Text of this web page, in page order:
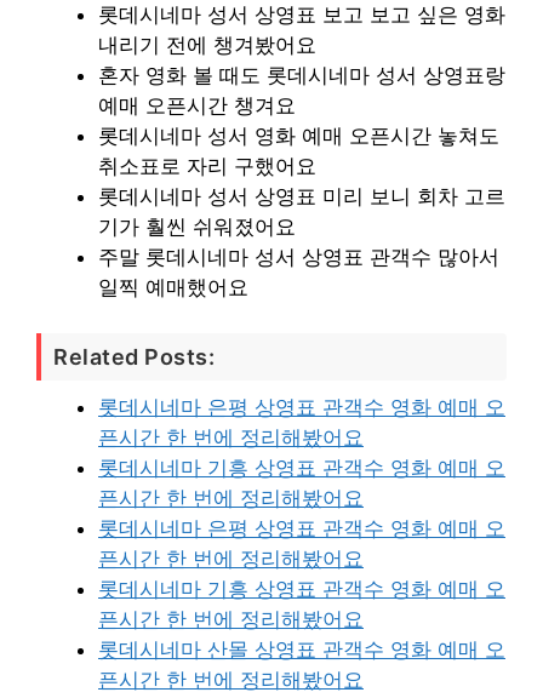
롯데시네마 성서 상영표 보고 보고 싶은 영화
내리기 전에 챙겨봤어요
혼자 영화 볼 때도 롯데시네마 성서 상영표랑
예매 오픈시간 챙겨요
롯데시네마 성서 영화 예매 오픈시간 놓쳐도
취소표로 자리 구했어요
롯데시네마 성서 상영표 미리 보니 회차 고르
기가 훨씬 쉬워졌어요
주말 롯데시네마 성서 상영표 관객수 많아서
일찍 예매했어요
Related Posts:
롯데시네마 은평 상영표 관객수 영화 예매 오
픈시간 한 번에 정리해봤어요
롯데시네마 기흥 상영표 관객수 영화 예매 오
픈시간 한 번에 정리해봤어요
롯데시네마 은평 상영표 관객수 영화 예매 오
픈시간 한 번에 정리해봤어요
롯데시네마 기흥 상영표 관객수 영화 예매 오
픈시간 한 번에 정리해봤어요
롯데시네마 산몰 상영표 관객수 영화 예매 오
픈시간 한 번에 정리해봤어요